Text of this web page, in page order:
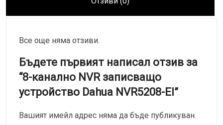
Все още няма отзиви.
Бъдете първият написал отзив за
“8-канално NVR записващо
устройство Dahua NVR5208-EI”
Вашият имейл адрес няма да бъде публикуван.